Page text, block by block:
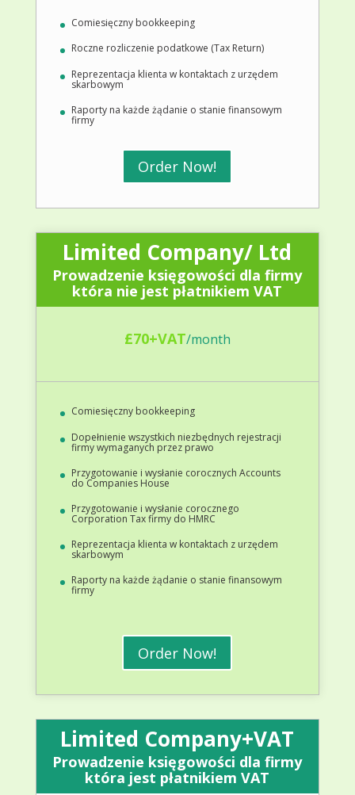
Comiesięczny bookkeeping
Roczne rozliczenie podatkowe (Tax Return)
Reprezentacja klienta w kontaktach z urzędem
skarbowym
Raporty na każde żądanie o stanie finansowym
firmy
Order Now!
Limited Company/ Ltd
Prowadzenie księgowości dla firmy
która nie jest płatnikiem VAT
£70+VAT/month
Comiesięczny bookkeeping
Dopełnienie wszystkich niezbędnych rejestracji
firmy wymaganych przez prawo
Przygotowanie i wysłanie corocznych Accounts
do Companies House
Przygotowanie i wysłanie corocznego
Corporation Tax firmy do HMRC
Reprezentacja klienta w kontaktach z urzędem
skarbowym
Raporty na każde żądanie o stanie finansowym
firmy
Order Now!
Limited Company+VAT
Prowadzenie księgowości dla firmy
która jest płatnikiem VAT